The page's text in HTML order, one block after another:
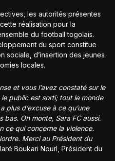
les autorités présentes
réalisation pour la
du football togolais.
du sport constitue
sociale, d’insertion des jeunes
locales.
et vous l’avez constaté sur le
public est sorti; tout le monde
plus d’excuse à ce qu’une
bas. On monte, Sara FC aussi.
ce qui concerne la violence.
Merci au Président du
Boukari Nourl, Président du